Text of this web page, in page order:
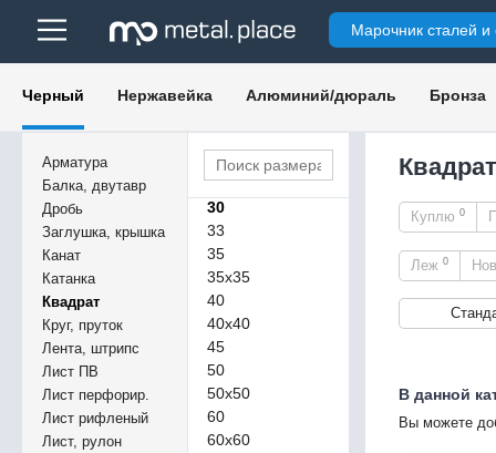
Марочник сталей и
Черный Нержавейка Алюминий/дюраль Бронза
Арматура
Балка, двутавр
Дробь
Заглушка, крышка
Канат
Катанка
Квадрат
Круг, пруток
Лента, штрипс
Лист ПВ
Лист перфорир.
Лист рифленый
Лист, рулон
15
16
16х16
18
22
25
30х30
30
33
35
35х35
40
40х40
45
50
50х50
60
60х60
Куплю 0
Леж 0
В данной
Вы можете